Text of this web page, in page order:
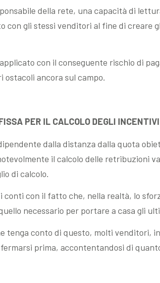
della rete, una capacità di
gli stessi venditori al fine di creare
con il conseguente rischio di
ostacoli ancora sul campo.
PER IL CALCOLO DEGLI INCENTIVI
dalla distanza dalla quota
il calcolo delle retribuzioni
di calcolo.
con il fatto che, nella realtà, lo
necessario per portare a casa gli
tenga conto di questo, molti venditori,
prima, accontentandosi di